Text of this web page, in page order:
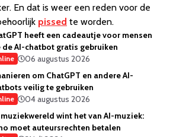
En dat is weer een reden voor de
pissed te worden.
heeft een cadeautje voor mensen
de AI-chatbot gratis gebruiken
06 augustus 2026
om ChatGPT en andere AI-
veilig te gebruiken
04 augustus 2026
muziekwereld wint het van AI-muziek:
moet auteursrechten betalen